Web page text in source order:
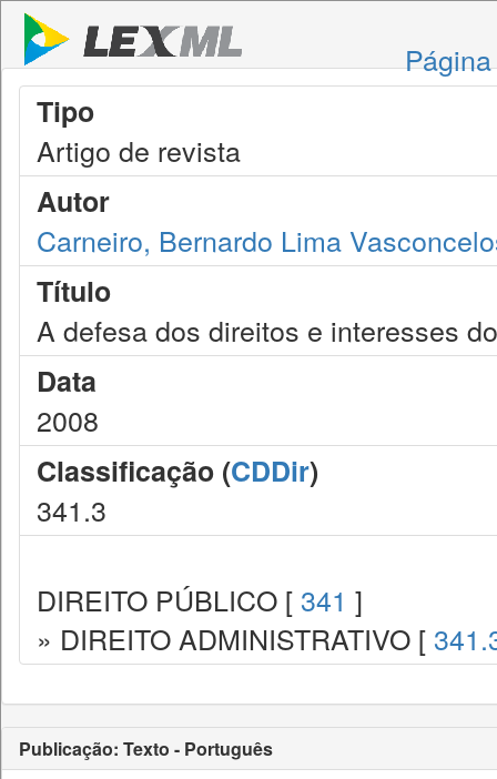
Tipo
Artigo de revista
Autor
Carneiro, Bernardo Lima
Título
A defesa dos direitos e interesses
Data
2008
Classificação (CDDir)
341.3
DIREITO PÚBLICO [ 341 ]
» DIREITO ADMINISTRATIVO [
Publicação: Texto - Português